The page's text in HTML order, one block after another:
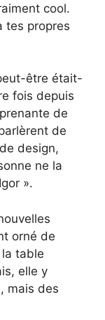
cool.
tes propres
être était-
fois depuis
de
de
design,
ne la
».
orné de
table
elle y
mais des